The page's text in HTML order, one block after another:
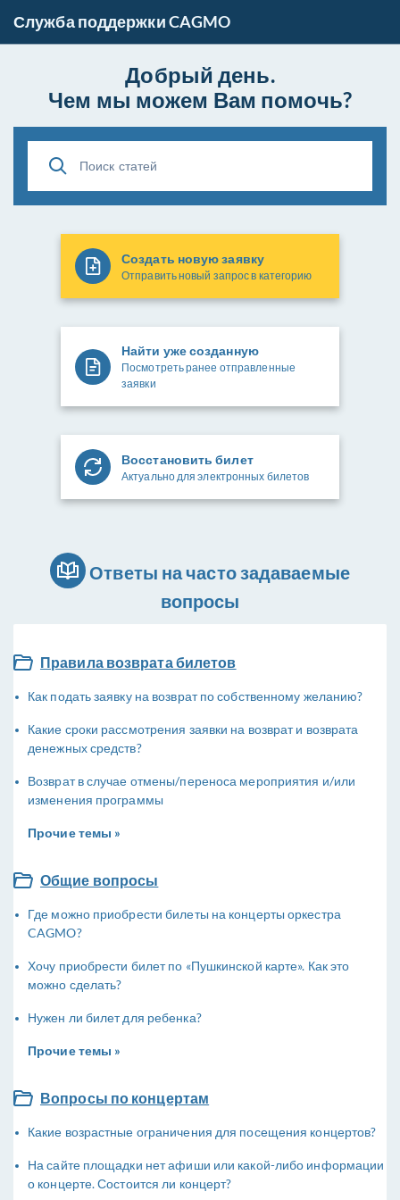
Служба поддержки CAGMO
Добрый день.
Чем мы можем Вам помочь?
Создать новую заявку
Отправить новый запрос в категорию
Найти уже созданную
Посмотреть ранее отправленные
заявки
Восстановить билет
Актуально для электронных билетов
Ответы на часто задаваемые
вопросы
Правила возврата билетов
Как подать заявку на возврат по собственному желанию?
Какие сроки рассмотрения заявки на возврат и возврата
денежных средств?
Возврат в случае отмены/переноса мероприятия и/или
изменения программы
Прочие темы »
Общие вопросы
Где можно приобрести билеты на концерты оркестра
CAGMO?
Хочу приобрести билет по «Пушкинской карте». Как это
можно сделать?
Нужен ли билет для ребенка?
Прочие темы »
Вопросы по концертам
Какие возрастные ограничения для посещения концертов?
На сайте площадки нет афиши или какой-либо информации
о концерте. Состоится ли концерт?